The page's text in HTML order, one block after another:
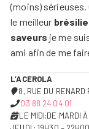
(moins)
le meilleur
saveurs je me
ami afin de me
L’ACEROLA
8, RUE DU RENARD
03 88 24 04 01
LE MIDI:DE MARDI